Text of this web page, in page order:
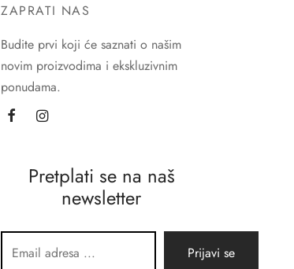
ZAPRATI NAS
Budite prvi koji će saznati o našim
novim proizvodima i ekskluzivnim
ponudama.
Pretplati se na naš
newsletter